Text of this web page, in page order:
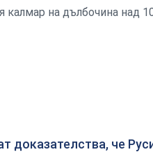
калмар на дълбочина над
доказателства, че